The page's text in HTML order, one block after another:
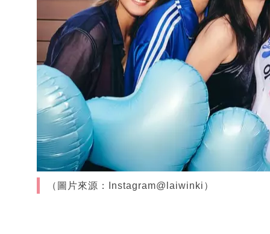
（圖片來源：Instagram@laiwinki）